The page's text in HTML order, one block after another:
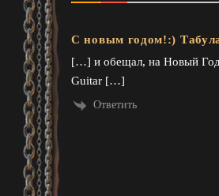
С новым годом!:)
[…] и обещал, на Новый Год
Guitar […]
Ответить